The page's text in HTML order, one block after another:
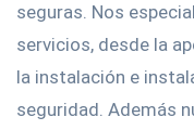
seguras. Nos
servicios, desde la
la instalación e
seguridad. Además